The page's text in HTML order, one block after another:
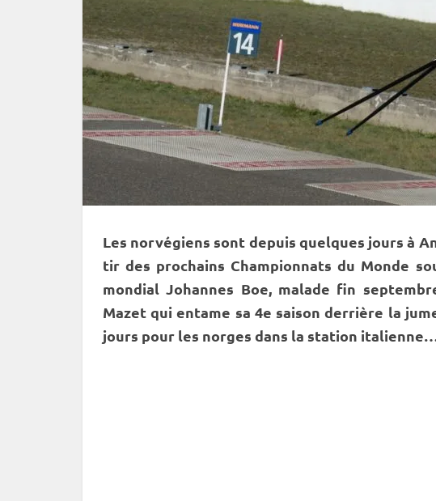
Les norvégiens sont depuis quelques jours à
tir des prochains Championnats du Monde
mondial Johannes Boe, malade fin
Mazet qui entame sa 4e saison derrière la
jours pour les norges dans la station